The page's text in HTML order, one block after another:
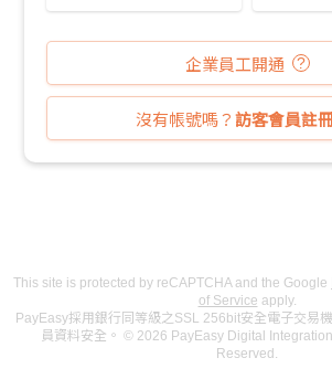
企業員工開通
沒有帳號嗎？ 訪客會員註
This site is protected by reCAPTCHA and the Google
of Service apply.
PayEasy採用銀行同等級之SSL 256bit安全電子交易
員資料安全。 © 2026 PayEasy Digital
Reserved.